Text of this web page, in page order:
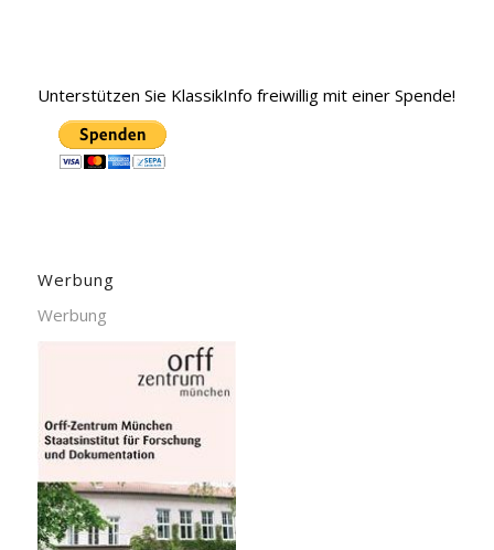
Unterstützen Sie KlassikInfo freiwillig mit einer Spende!
Werbung
Werbung